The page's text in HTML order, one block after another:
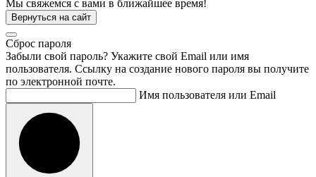
Мы свяжемся с вами в ближайшее время!
Вернуться на сайт
Cброс пароля
Забыли свой пароль? Укажите свой Email или имя
пользователя. Ссылку на создание нового пароля вы получите
по электронной почте.
Имя пользователя или Email